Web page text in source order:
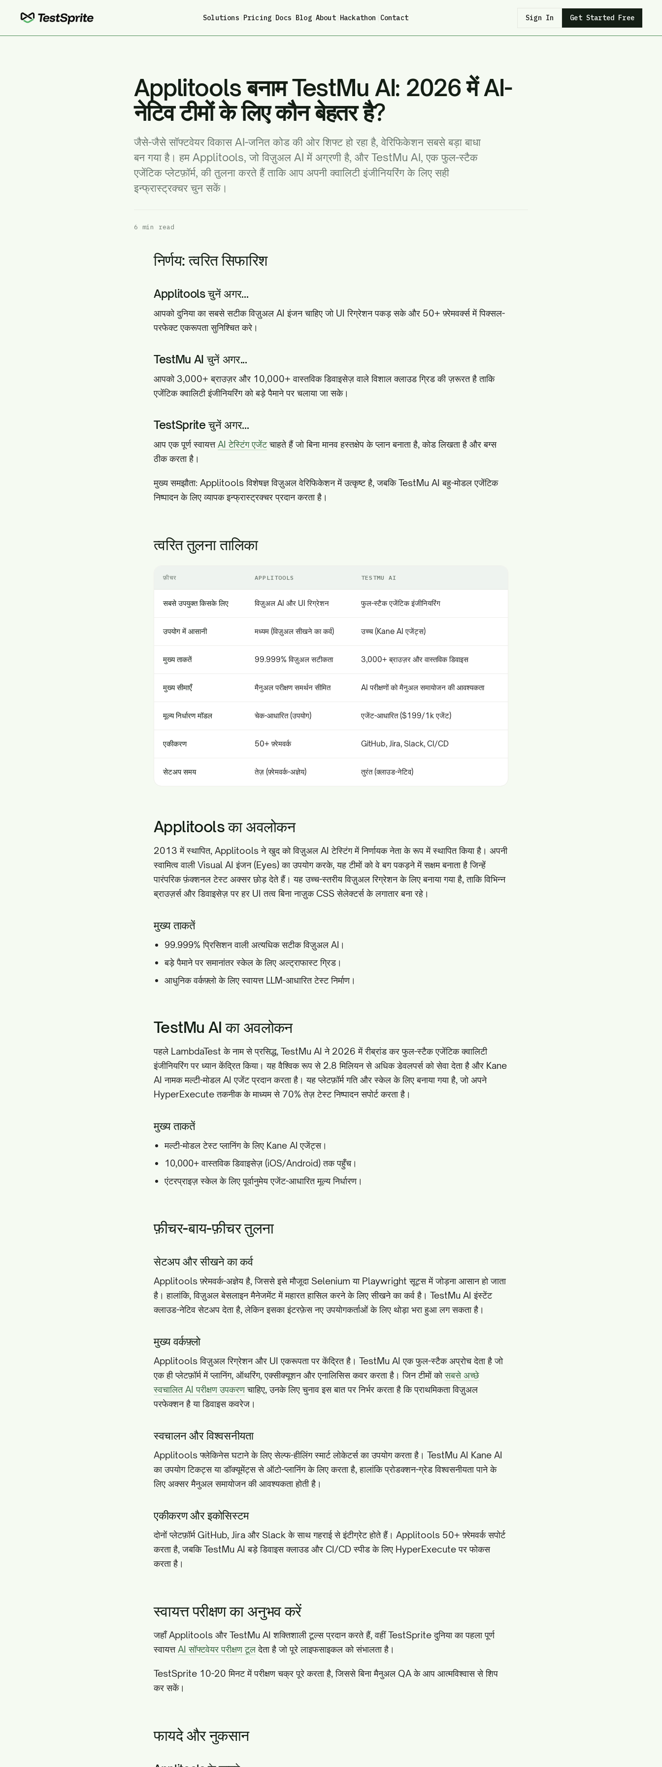
Solutions Pricing Docs Blog| About| Hackathon Contact Sign In Get Started Free
Applitools बनाम TestMu AI: 2026 में AI-
नेटिव टीमों के लिए कौन बेहतर है?
जैसे-जैसे सॉफ्टवेयर विकास AI-जनित कोड की ओर शिफ्ट हो रहा है, वेरिफिकेशन सबसे बड़ा बाधा
बन गया है। हम Applitools, जो विज़ुअल AI में अग्रणी है, और TestMu AI, एक फुल-स्टैक
एजेंटिक प्लेटफ़ॉर्म, की तुलना करते हैं ताकि आप अपनी क्वालिटी इंजीनियरिंग के लिए सही
इन्फ्रास्ट्रक्चर चुन सकें।
6 min read
निर्णय: त्वरित सिफारिश
Applitools चुनें अगर...
आपको दुनिया का सबसे सटीक विज़ुअल AI इंजन चाहिए जो UI रिग्रेशन पकड़ सके और 50+ फ़्रेमवर्क्स में पिक्सल-
परफेक्ट एकरूपता सुनिश्चित करे।
TestMu AI चुनें अगर...
आपको 3,000+ ब्राउज़र और 10,000+ वास्तविक डिवाइसेज़ वाले विशाल क्लाउड ग्रिड की ज़रूरत है ताकि
एजेंटिक क्वालिटी इंजीनियरिंग को बड़े पैमाने पर चलाया जा सके।
TestSprite चुनें अगर...
आप एक पूर्ण स्वायत्तAI टेस्टिंग एजेंटचाहते हैं जो बिना मानव हस्तक्षेप के प्लान बनाता है, कोड लिखता है और बग्स
ठीक करता है।
मुख्य समझौता: Applitools विशेषज्ञ विज़ुअल वेरिफिकेशन में उत्कृष्ट है, जबकि TestMu AI बहु-मोडल एजेंटिक
निष्पादन के लिए व्यापक इन्फ्रास्ट्रक्चर प्रदान करता है।
त्वरित तुलना तालिका
फ़ीचर APPLITOOLS TESTMU AI
सबसे उपयुक्त किसके लिए विज़ुअल AI और UI रिग्रेशन फुल-स्टैक एजेंटिक इंजीनियरिंग
उपयोग में आसानी मध्यम (विज़ुअल सीखने का कर्व) उच्च (Kane AI एजेंट्स)
मुख्य ताकतें 99.999% विज़ुअल सटीकता 3,000+ ब्राउज़र और वास्तविक डिवाइस
मुख्य सीमाएँ मैनुअल परीक्षण समर्थन सीमित AI परीक्षणों को मैनुअल समायोजन की आवश्यकता
मूल्य निर्धारण मॉडल चेक-आधारित (उपयोग) एजेंट-आधारित ($199/1k एजेंट)
एकीकरण 50+ फ़्रेमवर्क GitHub, Jira, Slack, CI/CD
सेटअप समय तेज़ (फ़्रेमवर्क-अज्ञेय) तुरंत (क्लाउड-नेटिव)
Applitools का अवलोकन
2013 में स्थापित, Applitools ने खुद को विज़ुअल AI टेस्टिंग में निर्णायक नेता के रूप में स्थापित किया है। अपनी
स्वामित्व वाली Visual AI इंजन (Eyes) का उपयोग करके, यह टीमों को वे बग पकड़ने में सक्षम बनाता है जिन्हें
पारंपरिक फ़ंक्शनल टेस्ट अक्सर छोड़ देते हैं। यह उच्च-स्तरीय विज़ुअल रिग्रेशन के लिए बनाया गया है, ताकि विभिन्न
ब्राउज़र्स और डिवाइसेज़ पर हर UI तत्व बिना नाज़ुक CSS सेलेक्टर्स के लगातार बना रहे।
मुख्य ताकतें
99.999% प्रिसिशन वाली अत्यधिक सटीक विज़ुअल AI।
बड़े पैमाने पर समानांतर स्केल के लिए अल्ट्राफास्ट ग्रिड।
आधुनिक वर्कफ़्लो के लिए स्वायत्त LLM-आधारित टेस्ट निर्माण।
TestMu AI का अवलोकन
पहले LambdaTest के नाम से प्रसिद्ध, TestMu AI ने 2026 में रीब्रांड कर फुल-स्टैक एजेंटिक क्वालिटी
इंजीनियरिंग पर ध्यान केंद्रित किया। यह वैश्विक रूप से 2.8 मिलियन से अधिक डेवलपर्स को सेवा देता है और Kane
AI नामक मल्टी-मोडल AI एजेंट प्रदान करता है। यह प्लेटफ़ॉर्म गति और स्केल के लिए बनाया गया है, जो अपने
HyperExecute तकनीक के माध्यम से 70% तेज़ टेस्ट निष्पादन सपोर्ट करता है।
मुख्य ताकतें
मल्टी-मोडल टेस्ट प्लानिंग के लिए Kane AI एजेंट्स।
10,000+ वास्तविक डिवाइसेज़ (iOS/Android) तक पहुँच।
एंटरप्राइज़ स्केल के लिए पूर्वानुमेय एजेंट-आधारित मूल्य निर्धारण।
फ़ीचर-बाय-फ़ीचर तुलना
सेटअप और सीखने का कर्व
Applitools फ़्रेमवर्क-अज्ञेय है, जिससे इसे मौजूदा Selenium या Playwright सूट्स में जोड़ना आसान हो जाता
है। हालांकि, विज़ुअल बेसलाइन मैनेजमेंट में महारत हासिल करने के लिए सीखने का कर्व है। TestMu AI इंस्टेंट
क्लाउड-नेटिव सेटअप देता है, लेकिन इसका इंटरफ़ेस नए उपयोगकर्ताओं के लिए थोड़ा भरा हुआ लग सकता है।
मुख्य वर्कफ़्लो
Applitools विज़ुअल रिग्रेशन और UI एकरूपता पर केंद्रित है। TestMu AI एक फुल-स्टैक अप्रोच देता है जो
एक ही प्लेटफ़ॉर्म में प्लानिंग, ऑथरिंग, एक्सीक्यूशन और एनालिसिस कवर करता है। जिन टीमों कोसबसे अच्छे
स्वचालित AI परीक्षण उपकरणचाहिए, उनके लिए चुनाव इस बात पर निर्भर करता है कि प्राथमिकता विज़ुअल
परफेक्शन है या डिवाइस कवरेज।
स्वचालन और विश्वसनीयता
Applitools फ्लेकिनेस घटाने के लिए सेल्फ-हीलिंग स्मार्ट लोकेटर्स का उपयोग करता है। TestMu AI Kane AI
का उपयोग टिकट्स या डॉक्यूमेंट्स से ऑटो-प्लानिंग के लिए करता है, हालांकि प्रोडक्शन-ग्रेड विश्वसनीयता पाने के
लिए अक्सर मैनुअल समायोजन की आवश्यकता होती है।
एकीकरण और इकोसिस्टम
दोनों प्लेटफ़ॉर्म GitHub, Jira और Slack के साथ गहराई से इंटीग्रेट होते हैं। Applitools 50+ फ़्रेमवर्क सपोर्ट
करता है, जबकि TestMu AI बड़े डिवाइस क्लाउड और CI/CD स्पीड के लिए HyperExecute पर फोकस
करता है।
स्वायत्त परीक्षण का अनुभव करें
जहाँ Applitools और TestMu AI शक्तिशाली टूल्स प्रदान करते हैं, वहीं TestSprite दुनिया का पहला पूर्ण
स्वायत्तAI सॉफ्टवेयर परीक्षण टूलदेता है जो पूरे लाइफसाइकल को संभालता है।
TestSprite 10-20 मिनट में परीक्षण चक्र पूरे करता है, जिससे बिना मैनुअल QA के आप आत्मविश्वास से शिप
कर सकें।
फायदे और नुकसान